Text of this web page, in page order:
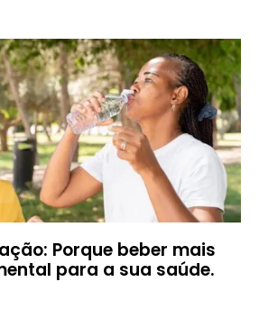
Porque beber mais
para a sua saúde.